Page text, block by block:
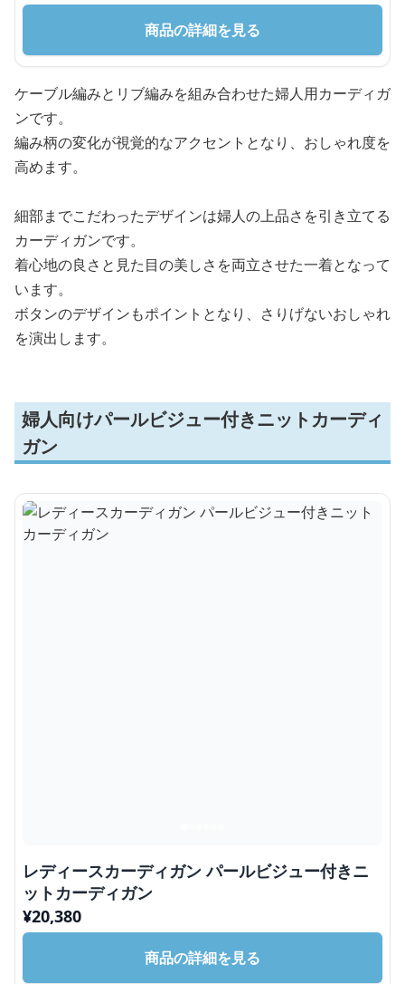
商品の詳細を見る
ケーブル編みとリブ編みを組み合わせた婦人用カーディガ
ンです。
編み柄の変化が視覚的なアクセントとなり、おしゃれ度を
高めます。
細部までこだわったデザインは婦人の上品さを引き立てる
カーディガンです。
着心地の良さと見た目の美しさを両立させた一着となって
います。
ボタンのデザインもポイントとなり、さりげないおしゃれ
を演出します。
婦人向けパールビジュー付きニットカーディ
ガン
レディースカーディガン パールビジュー付きニ
ットカーディガン
¥20,380
商品の詳細を見る